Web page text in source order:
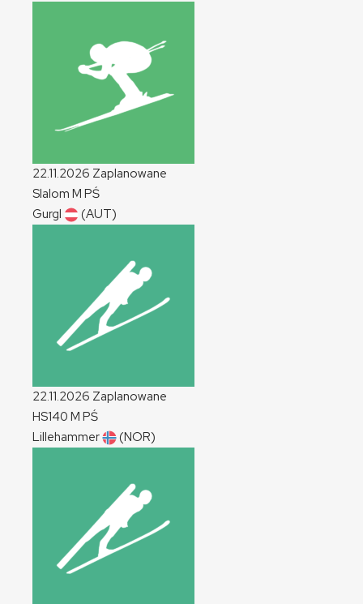
22.11.2026 Zaplanowane
Slalom M PŚ
Gurgl
(AUT)
22.11.2026 Zaplanowane
HS140 M PŚ
Lillehammer
(NOR)